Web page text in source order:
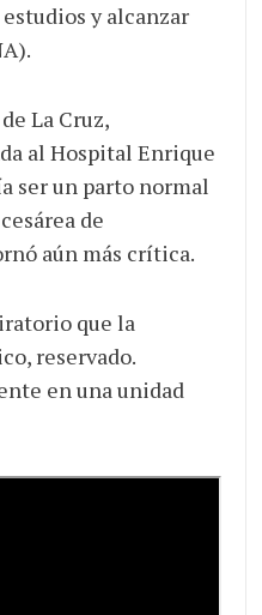
y alcanzar
La Cruz,
al Hospital Enrique
ser un parto normal
de
aún más crítica.
que la
reservado.
en una unidad